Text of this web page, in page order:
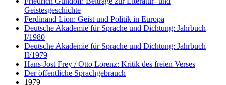
Geistesgeschichte
Ferdinand Lion: Geist und Politik in Europa
Deutsche Akademie für Sprache und Dichtung: Jahrbuch
I/1980
Deutsche Akademie für Sprache und Dichtung: Jahrbuch
II/1979
Hans-Jost Frey / Otto Lorenz: Kritik des freien Verses
Der öffentliche Sprachgebrauch
1979